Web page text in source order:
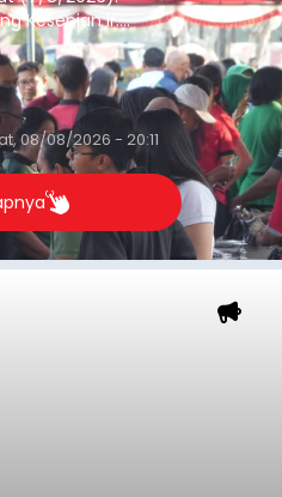
Kesenian Ir.
aksi sosial tersebut
dan mencatat nilai
08/08/2026 - 20:11